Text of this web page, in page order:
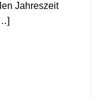
Jahreszeit